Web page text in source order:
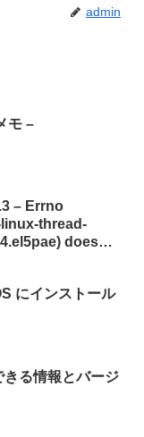
admin
モ –
– Errno
thread-
does
にインストール
る情報とバージ